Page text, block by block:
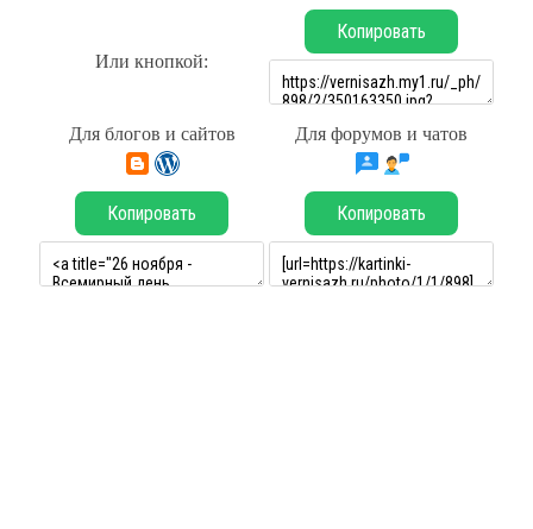
Или кнопкой:
Копировать
Для блогов и сайтов Для форумов и чатов
Копировать Копировать